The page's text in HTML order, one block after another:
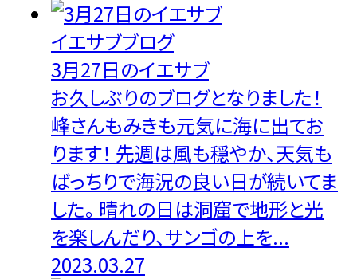
イエサブブログ
3月27日のイエサブ
お久しぶりのブログとなりました！
峰さんもみきも元気に海に出てお
ります！ 先週は風も穏やか、天気も
ばっちりで海況の良い日が続いてま
した。 晴れの日は洞窟で地形と光
を楽しんだり、サンゴの上を...
2023.03.27